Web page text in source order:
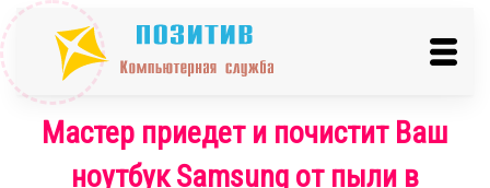
Мастер приедет и почистит Ваш
ноутбук Samsung от пыли в